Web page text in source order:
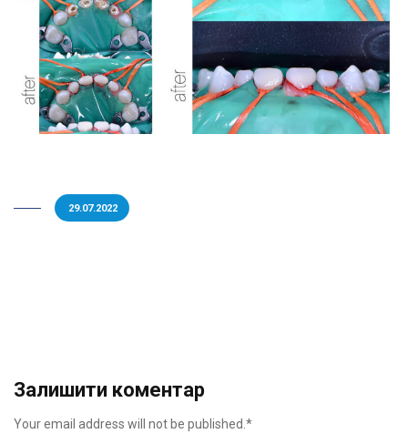
29.07.2022
Залишити коментар
Your email address will not be published.*